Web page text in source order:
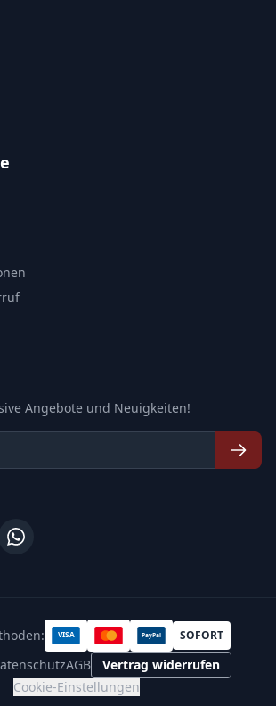
Angebote und Neuigkeiten!
VISA PayPal SOFORT
AGB
Vertrag widerrufen
Cookie-Einstellungen